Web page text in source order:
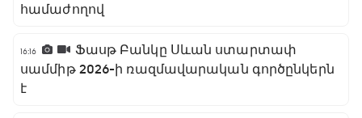
համաժողով
16:16
Ֆասթ Բանկը Սևան ստարտափ
սամմիթ 2026-ի ռազմավարական գործընկերն
է